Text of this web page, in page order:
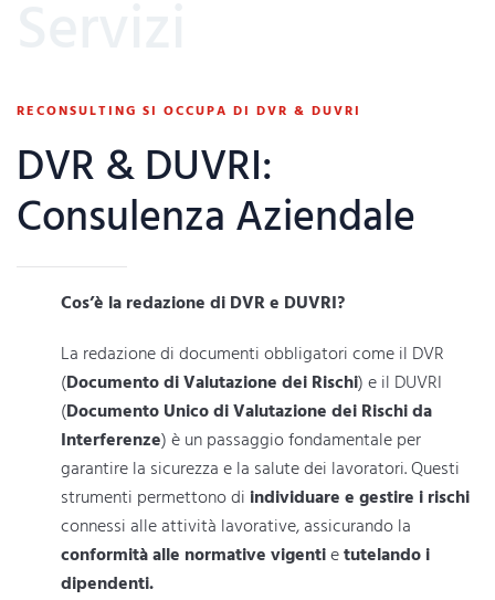
RECONSULTING SI OCCUPA DI DVR & DUVRI
DVR & DUVRI:
Consulenza Aziendale
Cos’è la redazione di DVR e DUVRI?
La redazione di documenti obbligatori come il DVR
(Documento di Valutazione dei Rischi) e il DUVRI
(Documento Unico di Valutazione dei Rischi da
Interferenze) è un passaggio fondamentale per
garantire la sicurezza e la salute dei lavoratori. Questi
strumenti permettono di individuare e gestire i rischi
connessi alle attività lavorative, assicurando la
conformità alle normative vigentietutelando i
dipendenti.